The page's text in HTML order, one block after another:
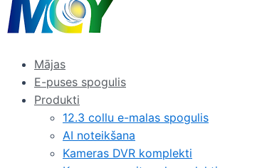
Mājas
E-puses spogulis
Produkti
12.3 collu e-malas spogulis
AI noteikšana
Kameras DVR komplekti